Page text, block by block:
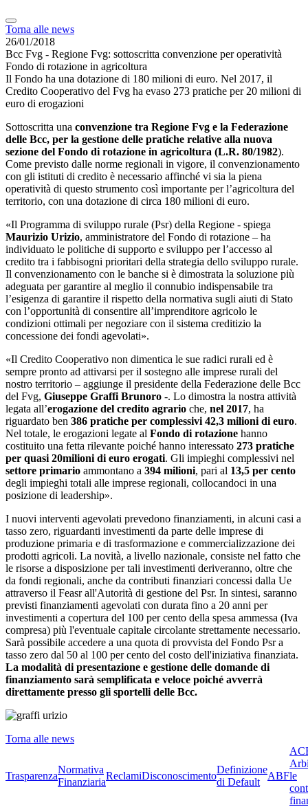
Torna alle news
26/01/2018
Bcc Fvg - Regione Fvg: sottoscritta convenzione per operatività
Fondo di rotazione in agricoltura
Il Fondo ha una dotazione di 180 milioni di euro. Nel 2017, il
Credito Cooperativo del Fvg ha evaso 273 pratiche per 20 milioni di
euro di erogazioni
Sottoscritta una convenzione tra Regione Fvg e la Federazione
delle Bcc, per la gestione delle pratiche relative alla nuova
sezione del Fondo di rotazione in agricoltura (L.R. 80/1982).
Come previsto dalle norme regionali in vigore, il convenzionamento
con gli istituti di credito è necessario affinché vi sia la piena
operatività di questo strumento così importante per l’agricoltura del
territorio, con una dotazione di circa 180 milioni di euro.
«Il Programma di sviluppo rurale (Psr) della Regione - spiega
Maurizio Urizio, amministratore del Fondo di rotazione – ha
individuato le politiche di supporto e sviluppo per l’accesso al
credito tra i fabbisogni prioritari della strategia dello sviluppo rurale.
Il convenzionamento con le banche si è dimostrata la soluzione più
adeguata per garantire al meglio il connubio indispensabile tra
l’esigenza di garantire il rispetto della normativa sugli aiuti di Stato
con l’opportunità di consentire all’imprenditore agricolo le
condizioni ottimali per negoziare con il sistema creditizio la
concessione dei fondi agevolati».
«Il Credito Cooperativo non dimentica le sue radici rurali ed è
sempre pronto ad attivarsi per il sostegno alle imprese rurali del
nostro territorio – aggiunge il presidente della Federazione delle Bcc
del Fvg, Giuseppe Graffi Brunoro -. Lo dimostra la nostra attività
legata all’erogazione del credito agrario che, nel 2017, ha
riguardato ben 386 pratiche per complessivi 42,3 milioni di euro.
Nel totale, le erogazioni legate al Fondo di rotazione hanno
costituito una fetta rilevante poiché hanno interessato 273 pratiche
per quasi 20milioni di euro erogati. Gli impieghi complessivi nel
settore primario ammontano a 394 milioni, pari al 13,5 per cento
degli impieghi totali alle imprese regionali, collocandoci in una
posizione di leadership».
I nuovi interventi agevolati prevedono finanziamenti, in alcuni casi a
tasso zero, riguardanti investimenti da parte delle imprese di
produzione primaria e di trasformazione e commercializzazione dei
prodotti agricoli. La novità, a livello nazionale, consiste nel fatto che
le risorse a disposizione per tali investimenti deriveranno, oltre che
da fondi regionali, anche da contributi finanziari concessi dalla Ue
attraverso il Feasr all'Autorità di gestione del Psr. In sintesi, saranno
previsti finanziamenti agevolati con durata fino a 20 anni per
investimenti a copertura del 100 per cento della spesa ammessa (Iva
compresa) più l'eventuale capitale circolante strettamente necessario.
Sarà possibile accedere a una quota di provvista del Fondo Psr a
tasso zero dal 50 al 100 per cento del costo dell'iniziativa finanziata.
La modalità di presentazione e gestione delle domande di
finanziamento sarà semplificata e veloce poiché avverrà
direttamente presso gli sportelli delle Bcc.
Torna alle news
Trasparenza
Normativa
Finanziaria
ReclamiDisconoscimento
Definizione
di Default
ABFle